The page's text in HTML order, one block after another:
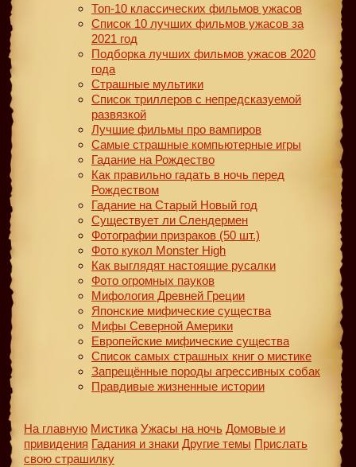
Топ-10 классических фильмов ужасов
Список 10 лучших фильмов ужасов за
2021 год
Подборка лучших фильмов ужасов 2020
года
Страшные мультики
Список триллеров с непредсказуемой
развязкой
Лучшие фильмы про вампиров
Самые страшные компьютерные игры
Гадание на Рождество
Как правильно гадать в ночь перед
Рождеством
Гадание на Старый Новый год
Существует ли Слендермен
Фотографии призраков (50 шт.)
Фото кукол Monster High
Как выглядят настоящие русалки
Фото огромных пауков
Мифология Древней Греции
Японские мифические существа
Мифы Северной Америки
Европейские мифические существа
Список самых страшных книг о мистике
Запрещённые породы агрессивных собак
Правдивые жизненные истории
На главную Мистика Ужасы на ночь Домовые и
привидения Гадания и знаки Другие темы Прислать
свою страшилку